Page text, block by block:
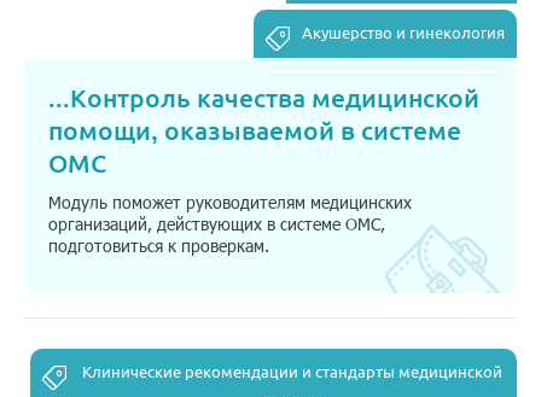
Акушерство и гинекология
...Контроль качества медицинской
помощи, оказываемой в системе
ОМС
Модуль поможет руководителям медицинских
организаций, действующих в системе ОМС,
подготовиться к проверкам.
Клинические рекомендации и стандарты медицинской